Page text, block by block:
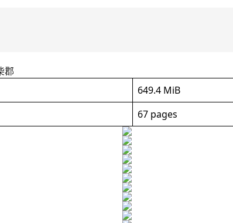
郡
649.4 MiB
67 pages